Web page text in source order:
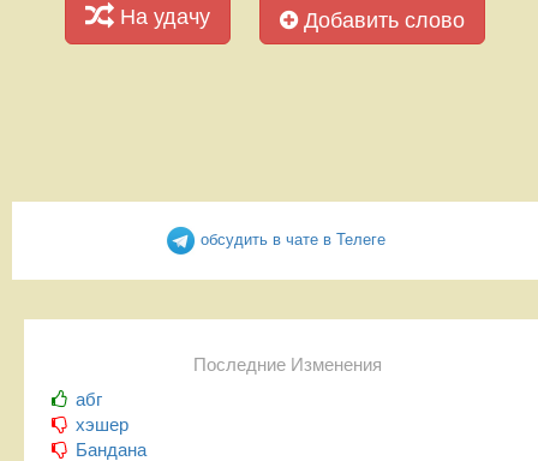
На удачу Добавить слово
обсудить в чате в Телеге
Последние Изменения
абг
хэшер
Бандана